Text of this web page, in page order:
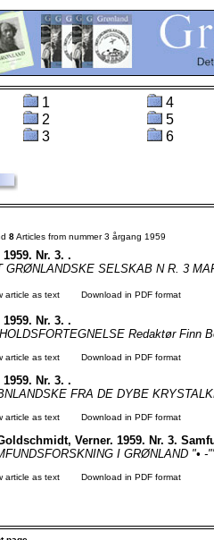
1
2
3
4
5
6
8Articles from nummer 3 årgang 1959
1959. Nr. 3. .
GRØNLANDSKE SELSKAB N R. 3
article as text Download in PDF format
1959. Nr. 3. .
Redaktør Finn
article as text Download in PDF format
1959. Nr. 3. .
FRA DE DYBE
article as text Download in PDF format
Verner. 1959. Nr. 3.
I GRØNLAND "•
article as text Download in PDF format